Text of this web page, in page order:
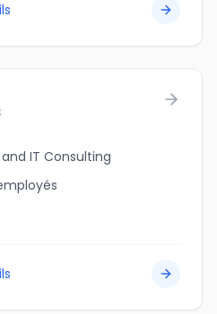
IT Consulting